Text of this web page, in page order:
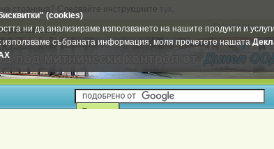
страница? Следвайте инструкциите
(cookies)
ни да анализираме използването на нашите продукти и
използваме събраната информация, моля прочетете нашата
Select Language
реклама тук